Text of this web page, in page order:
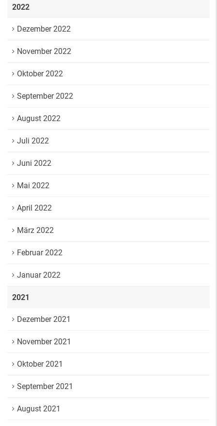
2022
Dezember 2022
November 2022
Oktober 2022
September 2022
August 2022
Juli 2022
Juni 2022
Mai 2022
April 2022
März 2022
Februar 2022
Januar 2022
2021
Dezember 2021
November 2021
Oktober 2021
September 2021
August 2021